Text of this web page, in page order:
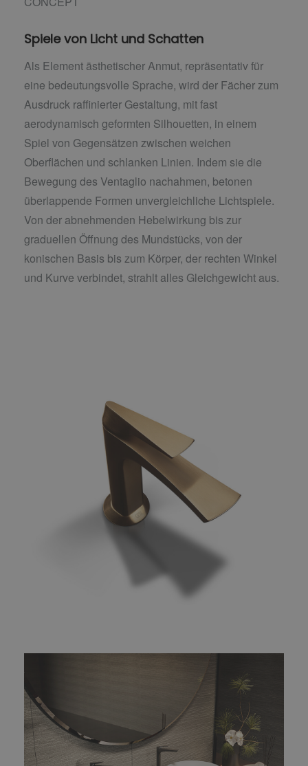
Spiele von Licht und Schatten
Als Element ästhetischer Anmut, repräsentativ für
eine bedeutungsvolle Sprache, wird der Fächer zum
Ausdruck raffinierter Gestaltung, mit fast
aerodynamisch geformten Silhouetten, in einem
Spiel von Gegensätzen zwischen weichen
Oberflächen und schlanken Linien. Indem sie die
Bewegung des Ventaglio nachahmen, betonen
überlappende Formen unvergleichliche Lichtspiele.
Von der abnehmenden Hebelwirkung bis zur
graduellen Öffnung des Mundstücks, von der
konischen Basis bis zum Körper, der rechten Winkel
und Kurve verbindet, strahlt alles Gleichgewicht aus.